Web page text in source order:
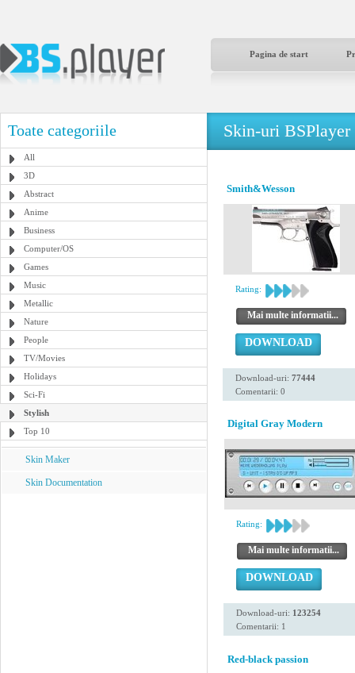
Pagina de start
Toate categoriile
All
3D
Abstract
Anime
Business
Computer/OS
Games
Music
Metallic
Nature
People
TV/Movies
Holidays
Sci-Fi
Stylish
Top 10
Skin Maker
Skin Documentation
Skin-uri BSPlayer
Smith&Wesson
Rating:
Mai multe informatii...
DOWNLOAD
Download-uri: 77444
Comentarii: 0
Digital Gray Modern
Rating:
Mai multe informatii...
DOWNLOAD
Download-uri: 123254
Comentarii: 1
Red-black passion